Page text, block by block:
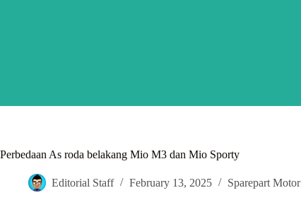
Perbedaan As roda belakang Mio M3 dan Mio Sporty
Editorial Staff February 13, 2025 Sparepart Motor